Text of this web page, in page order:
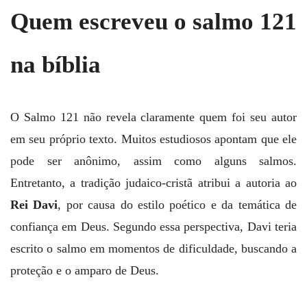
Quem escreveu o salmo 121
na bíblia
O Salmo 121 não revela claramente quem foi seu autor
em seu próprio texto. Muitos estudiosos apontam que ele
pode ser anônimo, assim como alguns salmos.
Entretanto, a tradição judaico‑cristã atribui a autoria ao
Rei Davi, por causa do estilo poético e da temática de
confiança em Deus. Segundo essa perspectiva, Davi teria
escrito o salmo em momentos de dificuldade, buscando a
proteção e o amparo de Deus.